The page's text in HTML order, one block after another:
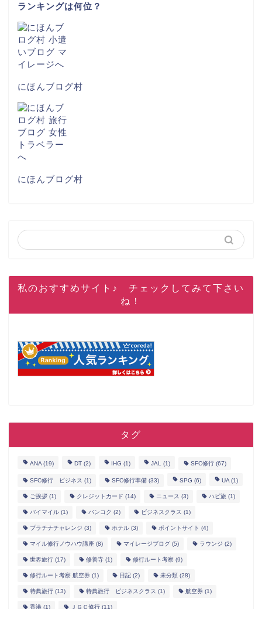
ランキングは何位？
にほんブログ村
にほんブログ村
私のおすすめサイト♪ チェックしてみて下さい
ね！
タグ
ANA (19) DT (2) IHG (1) JAL (1) SFC修行 (67)
SFC修行 ビジネス (1) SFC修行準備 (33) SPG (6) UA (1)
ご挨拶 (1) クレジットカード (14) ニュース (3) ハピ旅 (1)
バイマイル (1) バンコク (2) ビジネスクラス (1)
プラチナチャレンジ (3) ホテル (3) ポイントサイト (4)
マイル修行ノウハウ講座 (8) マイレージブログ (5) ラウンジ (2)
世界旅行 (17) 修善寺 (1) 修行ルート考察 (9)
修行ルート考察 航空券 (1) 日記 (2) 未分類 (28)
特典旅行 (13) 特典旅行 ビジネスクラス (1) 航空券 (1)
香港 (1) ＪＧＣ修行 (11)